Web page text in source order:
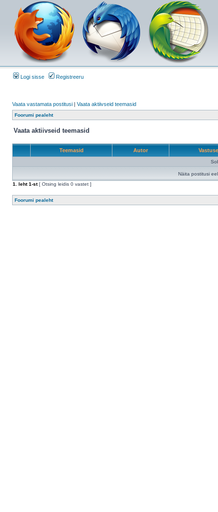
Logi sisse Registreeru
Vaata vastamata postitusi | Vaata aktiivseid teemasid
Foorumi pealeht
Vaata aktiivseid teemasid
Teemasid Autor
Näita postitusi
1
. leht1-st[ Otsing leidis 0 vastet ]
Foorumi pealeht